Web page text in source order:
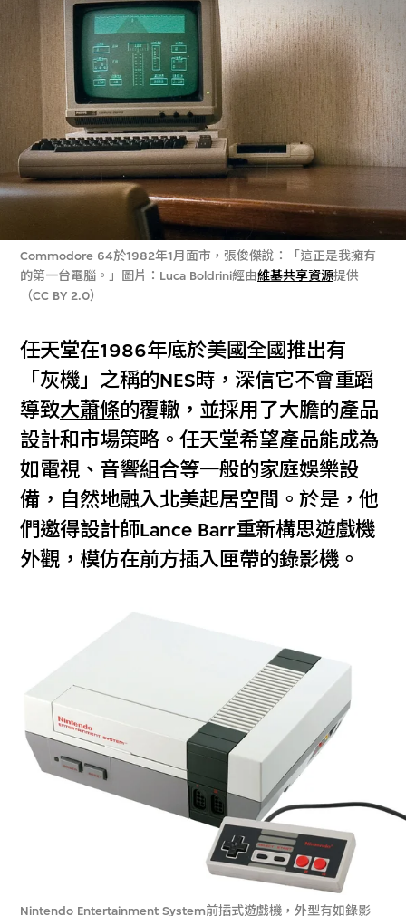
Commodore 64於1982年1月面市，張俊傑說：「這正是我擁有
的第一台電腦。」圖片：Luca Boldrini經由維基共享資源提供
（CC BY 2.0）
任天堂在1986年底於美國全國推出有
「灰機」之稱的NES時，深信它不會重蹈
導致大蕭條的覆轍，並採用了大膽的產品
設計和市場策略。任天堂希望產品能成為
如電視、音響組合等一般的家庭娛樂設
備，自然地融入北美起居空間。於是，他
們邀得設計師Lance Barr重新構思遊戲機
外觀，模仿在前方插入匣帶的錄影機。
Nintendo Entertainment System前插式遊戲機，外型有如錄影